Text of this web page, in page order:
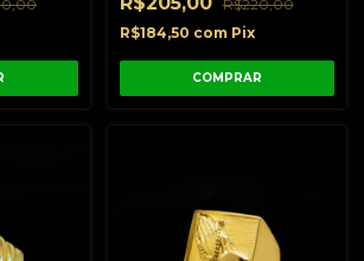
R$220,00
R$184,50 com Pix
COMPRAR